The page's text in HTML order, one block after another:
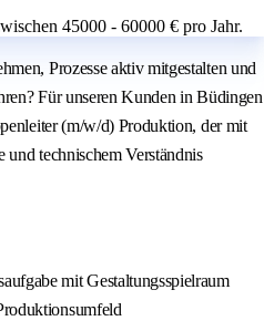
45000 - 60000 € pro Jahr.
Prozesse aktiv mitgestalten und
Für unseren Kunden in Büdingen
(m/w/d) Produktion, der mit
und technischem Verständnis
mit Gestaltungsspielraum